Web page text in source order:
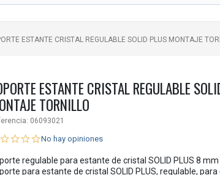
ESTANTE CRISTAL REGULABLE SOLID PLUS MONTAJE
ESTANTE CRISTAL REGULABLE
TORNILLO
06093021
No hay opiniones
regulable para estante de cristal SOLID PLUS 8
para estante de cristal SOLID PLUS, regulable,